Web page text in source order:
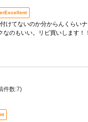
けてないのか分からんくらい
のもいい。リピ買いします！！
件数:7)